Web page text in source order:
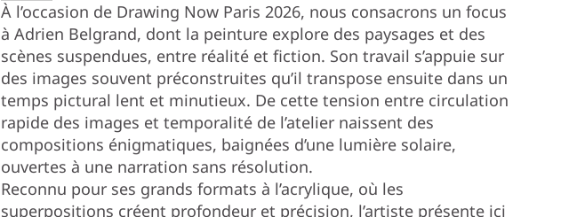
À l’occasion de Drawing Now Paris 2026, nous consacrons un focus
à Adrien Belgrand, dont la peinture explore des paysages et des
scènes suspendues, entre réalité et fiction. Son travail s’appuie sur
des images souvent préconstruites qu’il transpose ensuite dans un
temps pictural lent et minutieux. De cette tension entre circulation
rapide des images et temporalité de l’atelier naissent des
compositions énigmatiques, baignées d’une lumière solaire,
ouvertes à une narration sans résolution.
Reconnu pour ses grands formats à l’acrylique, où les
superpositions créent profondeur et précision, l’artiste présente ici